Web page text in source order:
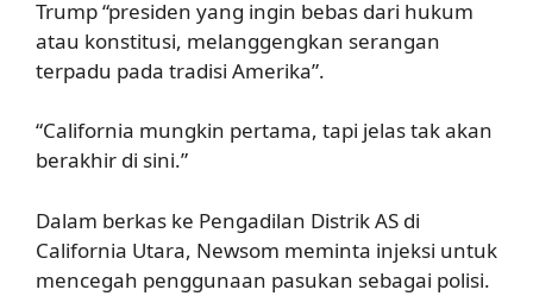
Trump “presiden yang ingin bebas dari hukum
atau konstitusi, melanggengkan serangan
terpadu pada tradisi Amerika”.
“California mungkin pertama, tapi jelas tak akan
berakhir di sini.”
Dalam berkas ke Pengadilan Distrik AS di
California Utara, Newsom meminta injeksi untuk
mencegah penggunaan pasukan sebagai polisi.